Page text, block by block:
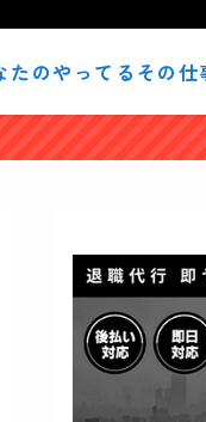
しい道を見つけるブログ
たのやってるその